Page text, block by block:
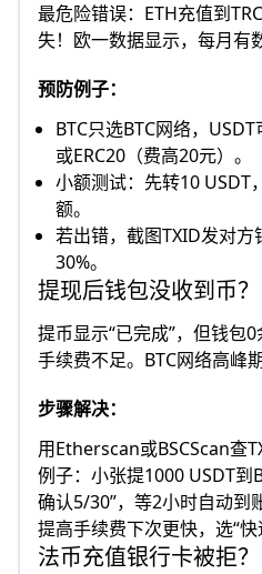
最危险错误：ETH充值到
失！欧一数据显示，每月有
预防例子：
BTC只选BTC网络，USDT
或ERC20（费高20元）。
小额测试：先转10 USDT
额。
若出错，截图TXID发对
30%。​
提现后钱包没收到币？
提币显示“已完成”，但钱包
手续费不足。BTC网络高峰
步骤解决：
用Etherscan或BSCScan查
例子：小张提1000 USDT到
确认5/30”，等2小时自动到
提高手续费下次更快，选“
法币充值银行卡被拒？